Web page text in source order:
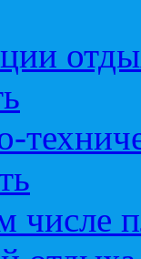
числе